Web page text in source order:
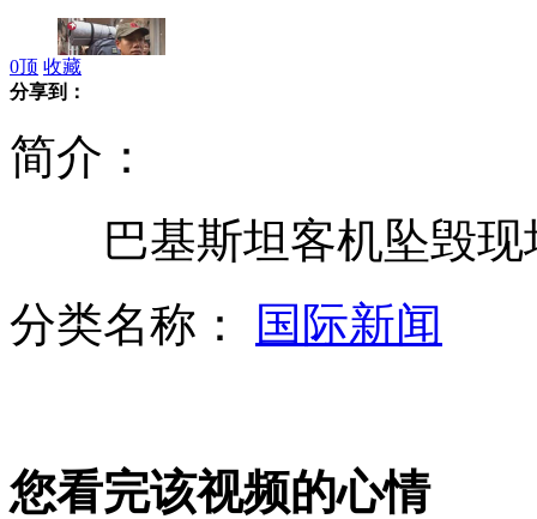
自制风车发电 月省电费四千
美国特工招妓丑闻又致3人辞职
0顶 收藏
分享到：
简介：
巴基斯坦客机坠毁现
分类名称：
国际新闻
您看完该视频的心情